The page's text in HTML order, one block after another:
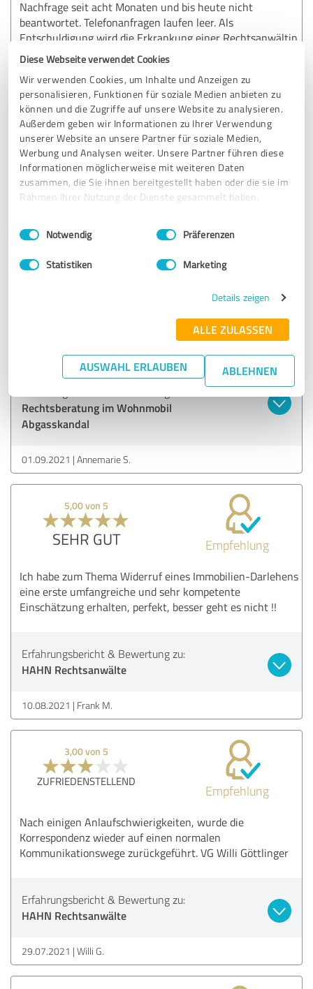
Diese Webseite verwendet Cookies
Wir verwenden Cookies, um Inhalte und Anzeigen zu
personalisieren, Funktionen für soziale Medien anbieten zu
können und die Zugriffe auf unsere Website zu analysieren.
Außerdem geben wir Informationen zu Ihrer Verwendung
unserer Website an unsere Partner für soziale Medien,
Werbung und Analysen weiter. Unsere Partner führen diese
Informationen möglicherweise mit weiteren Daten
zusammen, die Sie ihnen bereitgestellt haben oder die sie im
Rahmen Ihrer Nutzung der Dienste gesammelt haben.
Impressum Datenschutzbestimmungen
Einwilligungsauswahl
Notwendig Präferenzen
Statistiken Marketing
Details zeigen
ALLE ZULASSEN
AUSWAHL ERLAUBEN ABLEHNEN
Nachfrage seit acht Monaten und bis heute nicht
beantwortet. Telefonanfragen laufen leer. Als
Entschuldigung wird die Erkrankung einer Rechtsanwältin
angeführt, was mich auf eine mangelhafte
Vertretungsregelung hinweist. Mein persönlicher Eindruck:
Wenig Servicebereitschaft, mangelhafte Kommunikation,
dafür ein hoher Vergütungsanspruch und viel "Tamm
Tamm". Nicht zu empfehlen.
Erfahrungsbericht & Bewertung zu:
HAHN Rechtsanwälte
5,00 von 5
Empfehlung
die Anfrage wurde spontan bearbeitet, sehr freundlich und
Rechtsberatung im Wohnmobil
Abgasskandal
01.09.2021 Annemarie S.
5,00 von 5
SEHR GUT Empfehlung
Ich habe zum Thema Widerruf eines Immobilien-Darlehens
eine erste umfangreiche und sehr kompetente
Einschätzung erhalten, perfekt, besser geht es nicht !!
Erfahrungsbericht & Bewertung zu:
HAHN Rechtsanwälte
10.08.2021 Frank M.
3,00 von 5
ZUFRIEDENSTELLEND
Empfehlung
Nach einigen Anlaufschwierigkeiten, wurde die
Korrespondenz wieder auf einen normalen
Kommunikationswege zurückgeführt. VG Willi Göttlinger
Erfahrungsbericht & Bewertung zu:
HAHN Rechtsanwälte
29.07.2021 Willi G.